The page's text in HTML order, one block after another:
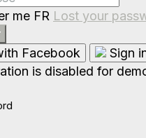
me FR Lost your
Facebook
Sign
is disabled for